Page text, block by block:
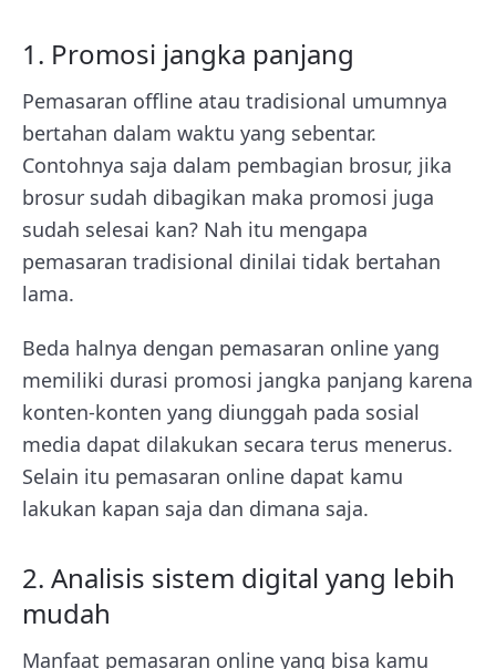
1. Promosi jangka panjang
Pemasaran offline atau tradisional umumnya
bertahan dalam waktu yang sebentar.
Contohnya saja dalam pembagian brosur, jika
brosur sudah dibagikan maka promosi juga
sudah selesai kan? Nah itu mengapa
pemasaran tradisional dinilai tidak bertahan
lama.
Beda halnya dengan pemasaran online yang
memiliki durasi promosi jangka panjang karena
konten-konten yang diunggah pada sosial
media dapat dilakukan secara terus menerus.
Selain itu pemasaran online dapat kamu
lakukan kapan saja dan dimana saja.
2. Analisis sistem digital yang lebih
mudah
Manfaat pemasaran online yang bisa kamu